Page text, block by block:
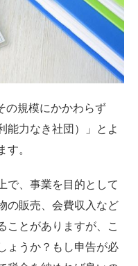
の規模にかかわらず
能力なき社団）」とよ
。
で、事業を目的として
の販売、会費収入など
ことがありますが、こ
ょうか？もし申告が必